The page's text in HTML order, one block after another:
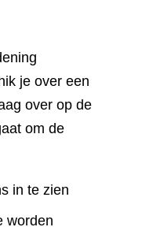
je over een
over op de
om de
in te zien
worden